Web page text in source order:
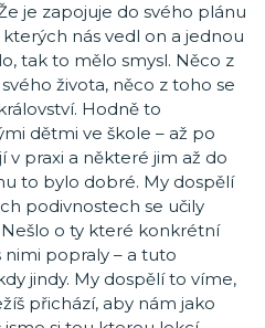
je zapojuje do svého plánu
kterých nás vedl on a jednou
tak to mělo smysl. Něco z
života, něco z toho se
Hodně to
dětmi ve škole – až po
praxi a některé jim až do
to bylo dobré. My dospělí
podivnostech se učily
o ty které konkrétní
nimi popraly – a tuto
jindy. My dospělí to víme,
přichází, aby nám jako